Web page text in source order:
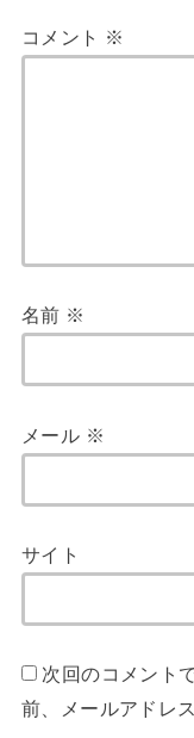
コメント ※
名前 ※
メール ※
サイト
次回のコメント
前、メールアドレ